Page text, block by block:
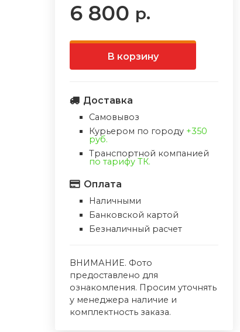
6 800 р.
В корзину
Доставка
Самовывоз
Курьером по городу +350
руб.
Транспортной компанией
по тарифу ТК.
Оплата
Наличными
Банковской картой
Безналичный расчет
ВНИМАНИЕ. Фото
предоставлено для
ознакомления. Просим уточнять
у менеджера наличие и
комплектность заказа.